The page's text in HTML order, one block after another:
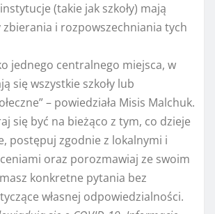
(takie jak szkoły) mają
i rozpowszechniania tych
jednego centralnego miejsca, w
się wszystkie szkoły lub
– powiedziała Misis Malchuk.
się być na bieżąco z tym, co dzieje
postępuj zgodnie z lokalnymi i
oraz porozmawiaj ze swoim
konkretne pytania bez
własnej odpowiedzialności.